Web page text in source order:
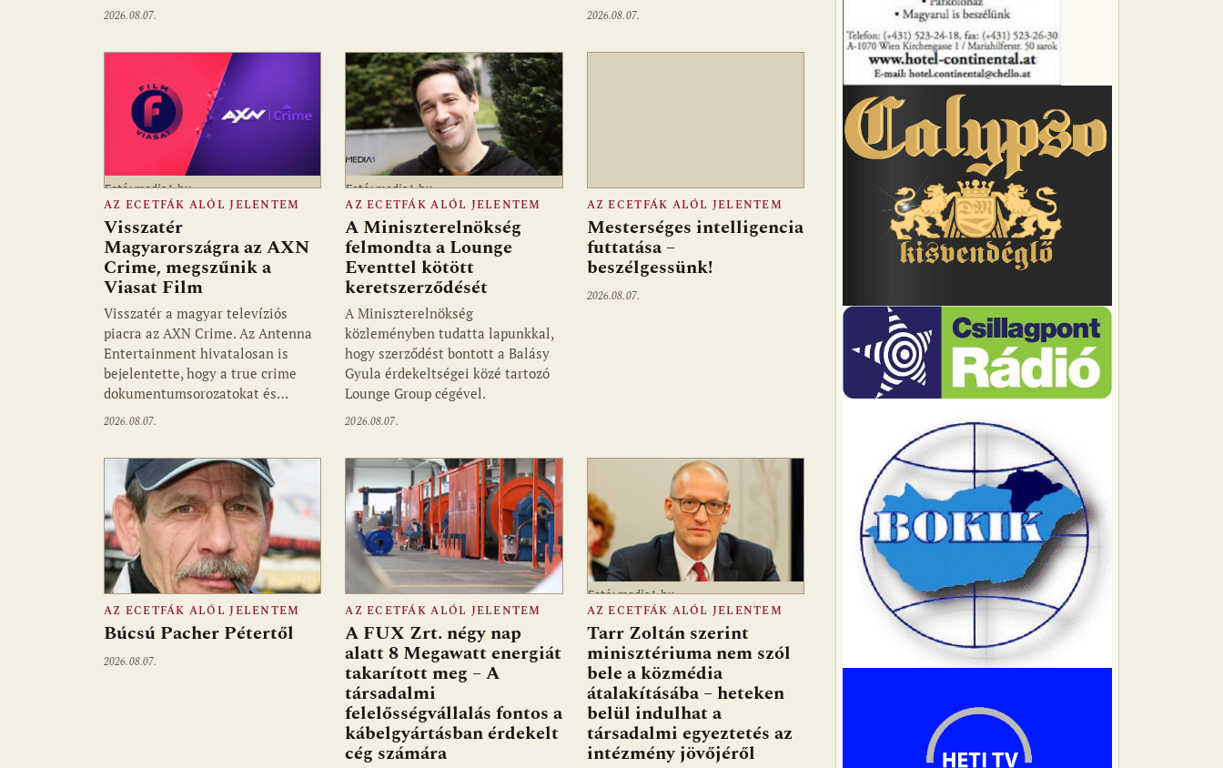
2026.08.07. 2026.08.07.
Fotó: media1.hu
AZ ECETFÁK ALÓL JELENTEM
Visszatér
Magyarországra az AXN
Crime, megszűnik a
Viasat Film
Visszatér a magyar televíziós
piacra az AXN Crime. Az Antenna
Entertainment hivatalosan is
bejelentette, hogy a true crime
dokumentumsorozatokat és…
2026.08.07.
Fotó: media1.hu
AZ ECETFÁK ALÓL JELENTEM
A Miniszterelnökség
felmondta a Lounge
Eventtel kötött
keretszerződését
A Miniszterelnökség
közleményben tudatta lapunkkal,
hogy szerződést bontott a Balásy
Gyula érdekeltségei közé tartozó
Lounge Group cégével.
2026.08.07.
AZ ECETFÁK ALÓL JELENTEM
Mesterséges intelligencia
futtatása –
beszélgessünk!
2026.08.07.
AZ ECETFÁK ALÓL JELENTEM
Búcsú Pacher Pétertől
2026.08.07.
AZ ECETFÁK ALÓL JELENTEM
A FUX Zrt. négy nap
alatt 8 Megawatt energiát
takarított meg – A
társadalmi
felelősségvállalás fontos a
kábelgyártásban érdekelt
cég számára
Fotó: media1.hu
AZ ECETFÁK ALÓL JELENTEM
Tarr Zoltán szerint
minisztériuma nem szól
bele a közmédia
átalakításába – heteken
belül indulhat a
társadalmi egyeztetés az
intézmény jövőjéről